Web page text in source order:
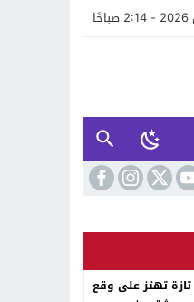
تهتز على وقع